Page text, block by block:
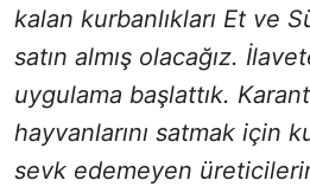
kalan kurbanlıkları Et ve
satın almış olacağız.
uygulama başlattık.
hayvanlarını satmak için
sevk edemeyen